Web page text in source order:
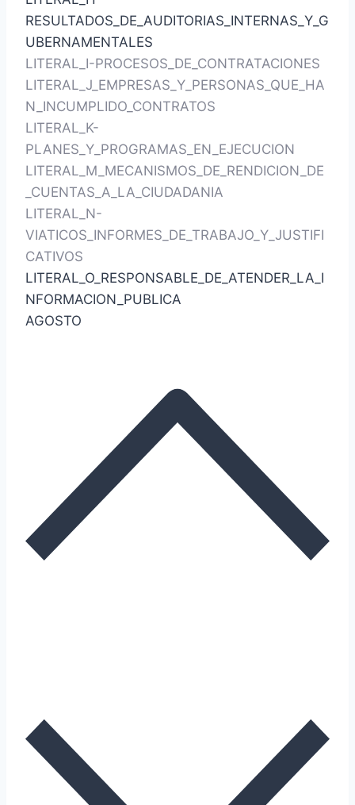
RESULTADOS_DE_AUDITORIAS_INTERNAS_Y_G
UBERNAMENTALES
LITERAL_I-PROCESOS_DE_CONTRATACIONES
LITERAL_J_EMPRESAS_Y_PERSONAS_QUE_HA
N_INCUMPLIDO_CONTRATOS
LITERAL_K-
PLANES_Y_PROGRAMAS_EN_EJECUCION
LITERAL_M_MECANISMOS_DE_RENDICION_DE
_CUENTAS_A_LA_CIUDADANIA
LITERAL_N-
VIATICOS_INFORMES_DE_TRABAJO_Y_JUSTIFI
CATIVOS
LITERAL_O_RESPONSABLE_DE_ATENDER_LA_I
NFORMACION_PUBLICA
AGOSTO